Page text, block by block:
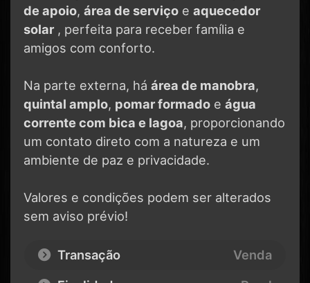
de apoio, área de serviço e aquecedor
solar , perfeita para receber família e
amigos com conforto.
Na parte externa, há área de manobra,
quintal amplo, pomar formado e água
corrente com bica e lagoa, proporcionando
um contato direto com a natureza e um
ambiente de paz e privacidade.
Valores e condições podem ser alterados
sem aviso prévio!
Transação
Venda